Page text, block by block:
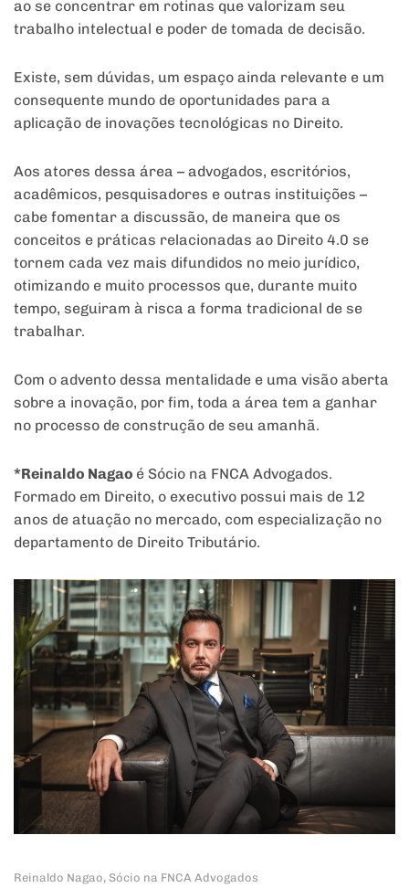
ao se concentrar em rotinas que valorizam seu
trabalho intelectual e poder de tomada de decisão.
Existe, sem dúvidas, um espaço ainda relevante e um
consequente mundo de oportunidades para a
aplicação de inovações tecnológicas no Direito.
Aos atores dessa área – advogados, escritórios,
acadêmicos, pesquisadores e outras instituições –
cabe fomentar a discussão, de maneira que os
conceitos e práticas relacionadas ao Direito 4.0 se
tornem cada vez mais difundidos no meio jurídico,
otimizando e muito processos que, durante muito
tempo, seguiram à risca a forma tradicional de se
trabalhar.
Com o advento dessa mentalidade e uma visão aberta
sobre a inovação, por fim, toda a área tem a ganhar
no processo de construção de seu amanhã.
*Reinaldo Nagao é Sócio na FNCA Advogados.
Formado em Direito, o executivo possui mais de 12
anos de atuação no mercado, com especialização no
departamento de Direito Tributário.
Reinaldo Nagao, Sócio na FNCA Advogados